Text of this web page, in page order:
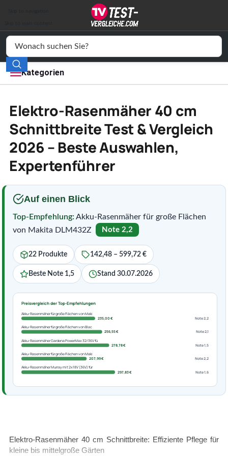
Kategorien
Elektronik
Freizeit
Wohnen
Service
Vergleichssiegel
Elektro-Rasenmäher 40 cm
Schnittbreite Test & Vergleich
2026 – Beste Auswahlen,
Expertenführer
Auf einen Blick
Top-Empfehlung: Akku-Rasenmäher für große Flächen
von Makita DLM432Z
Note 2,2
22 Produkte 142,48 – 599,72 €
Beste Note 1,5 Stand 30.07.2026
Preisvergleich der Top-Empfehlungen
Akku-Rasenmäher für große Flächen von Maki
235,00 €
Note 2,2
Akku-Rasenmäher für große Flächen von Blac
256,55 €
Note 2,1
Akku-Rasenmäher Gardena PowerMax 32/36V fü
278,78 €
Note 1,5
Akku-Rasenmäher für große Flächen von Maki
207,99 €
Note 2,2
Akku-Rasenmäher Murray mit 2x18V (36V) für
297,83 €
Note 1,6
Elektro-Rasenmäher 40 cm Schnittbreite: Effiziente Pflege für
kleine bis mittelgroße Gärten